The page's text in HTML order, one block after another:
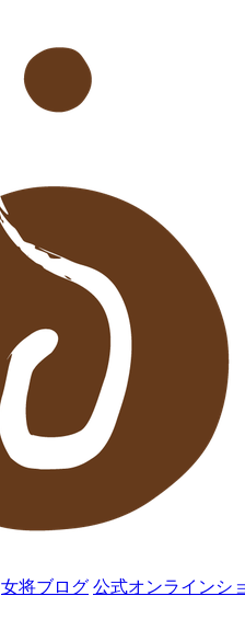
女将ブログ 公式オンラインシ